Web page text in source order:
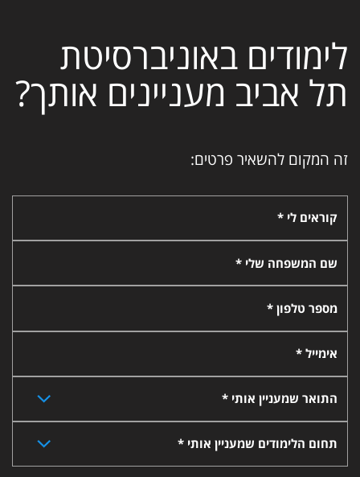
לימודים באוניברסיטת
תל אביב מעניינים אותך?
זה המקום להשאיר פרטים:
קוראים לי *
שם המשפחה שלי *
מספר טלפון *
אימייל *
התואר שמעניין אותי *
תחום הלימודים שמעניין אותי *